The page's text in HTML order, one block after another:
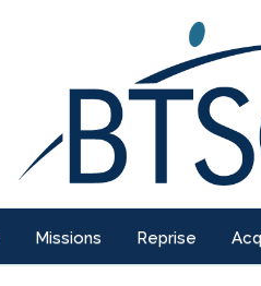
Missions Reprise